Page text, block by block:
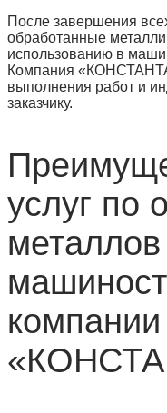
После завершения
обработанные
использованию в
Компания
выполнения работ и
заказчику.
услуг по
компании